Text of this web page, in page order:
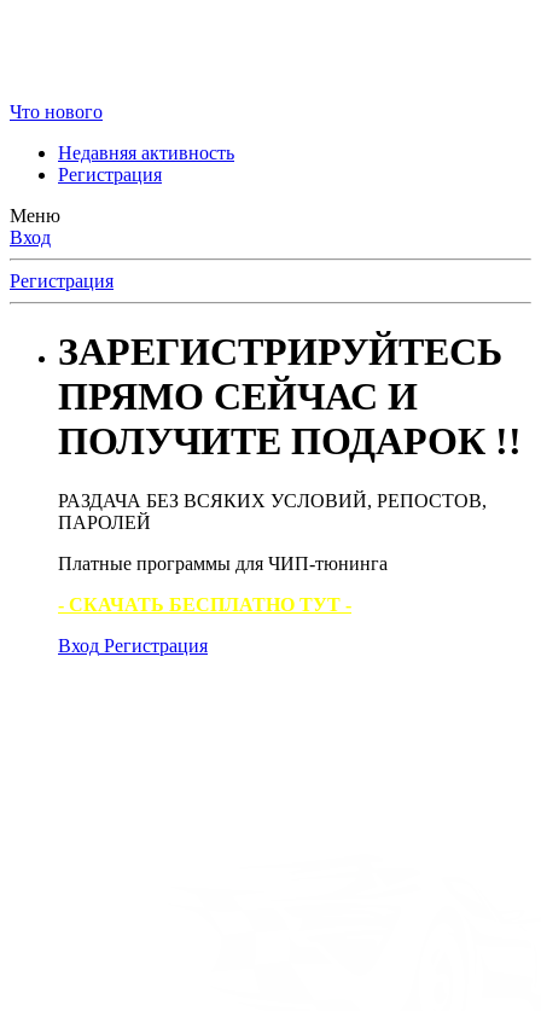
Что нового
Недавняя активность
Регистрация
Меню
Вход
Регистрация
ЗАРЕГИСТРИРУЙТЕСЬ
ПРЯМО СЕЙЧАС И
ПОЛУЧИТЕ ПОДАРОК !!
РАЗДАЧА БЕЗ ВСЯКИХ УСЛОВИЙ, РЕПОСТОВ,
ПАРОЛЕЙ
Платные программы для ЧИП-тюнинга
- СКАЧАТЬ БЕСПЛАТНО ТУТ -
Вход Регистрация